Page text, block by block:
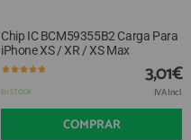
Chip IC BCM59355B2 Carga Para
iPhone XS / XR / XS Max
En STOCK
3,01€
IVA Incl.
COMPRAR